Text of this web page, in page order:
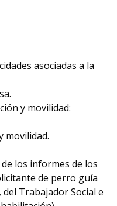
asociadas a la
y movilidad:
movilidad.
los informes de los
de perro guía
Trabajador Social e